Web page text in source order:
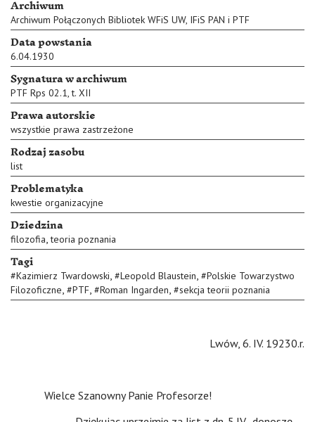
Archiwum
Archiwum Połączonych Bibliotek WFiS UW, IFiS PAN i PTF
Data powstania
6.04.1930
Sygnatura w archiwum
PTF Rps 02.1, t. XII
Prawa autorskie
wszystkie prawa zastrzeżone
Rodzaj zasobu
list
Problematyka
kwestie organizacyjne
Dziedzina
filozofia,teoria poznania
Tagi
#Kazimierz Twardowski, #Leopold Blaustein, #Polskie Towarzystwo
Filozoficzne, #PTF, #Roman Ingarden, #sekcja teorii poznania
Lwów, 6. IV. 19230.r.
Wielce Szanowny Panie Profesorze!